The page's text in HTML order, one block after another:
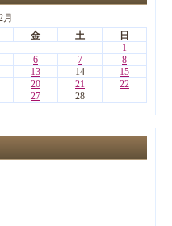
月
金 土
日
1
6 7
8
13 14
15
20 21
22
27 28